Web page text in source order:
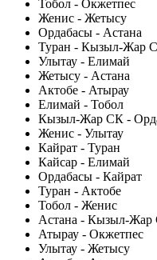
Тобол - Окжетпес
Женис - Жетысу
Ордабасы - Астана
Туран - Кызыл-Жар
Улытау - Елимай
Жетысу - Астана
Актобе - Атырау
Елимай - Тобол
Кызыл-Жар СК -
Женис - Улытау
Кайрат - Туран
Кайсар - Елимай
Ордабасы - Кайрат
Туран - Актобе
Тобол - Женис
Астана - Кызыл-
Атырау - Окжетпес
Улытау - Жетысу